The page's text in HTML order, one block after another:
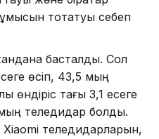
тоқтатуы себеп
басталды. Сол
өсіп, 43,5 мың
өндіріс тағы 3,1 есеге
теледидар болды.
теледидарларын,